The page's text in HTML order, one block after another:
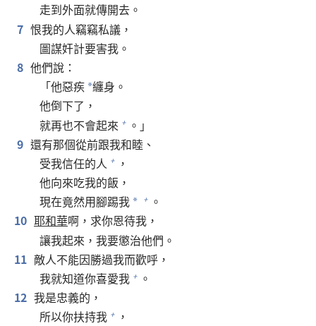
走到外面就傳開去。
7 恨我的人竊竊私議，
圖謀奸計要害我。
8 他們說：
「他惡疾 *纏身。
他倒下了，
就再也不會起來 + 。」
9 還有那個從前跟我和睦、
受我信任的人 +
，
他向來吃我的飯，
現在竟然用腳踢我 * + 。
10 耶和華啊，求你恩待我，
讓我起來，我要懲治他們。
11 敵人不能因勝過我而歡呼，
我就知道你喜愛我 + 。
12 我是忠義的，
所以你扶持我 +
，